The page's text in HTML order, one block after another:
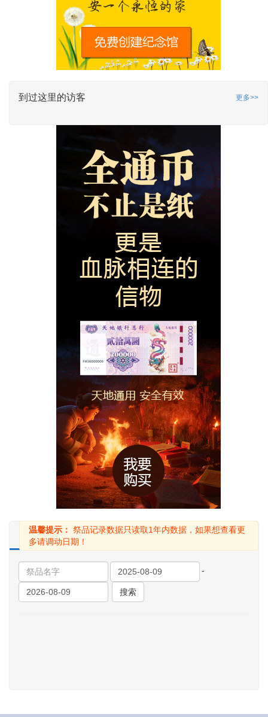
到过这里的访客 更多>>
使用中
温馨提示： 祭品记录数据只读取1年内数据，如果想查看更
多请调动日期！
-
搜索